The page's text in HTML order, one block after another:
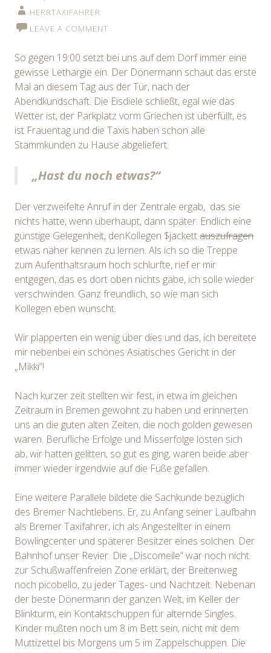
HERRTAXIFAHRER
LEAVE A COMMENT
So gegen 19:00 setzt bei uns auf dem Dorf immer eine
gewisse Lethargie ein. Der Dönermann schaut das erste
Mal an diesem Tag aus der Tür, nach der
Abendkundschaft. Die Eisdiele schließt, egal wie das
Wetter ist, der Parkplatz vorm Griechen ist überfüllt, es
ist Frauentag und die Taxis haben schon alle
Stammkunden zu Hause abgeliefert.
„Hast du noch etwas?“
Der verzweifelte Anruf in der Zentrale ergab, das sie
nichts hatte, wenn überhaupt, dann später. Endlich eine
günstige Gelegenheit, denKollegen $jackettauszufragen
etwas näher kennen zu lernen. Als ich so die Treppe
zum Aufenthaltsraum hoch schlurfte, rief er mir
entgegen, das es dort oben nichts gäbe, ich solle wieder
verschwinden. Ganz freundlich, so wie man sich
Kollegen eben wünscht.
Wir plapperten ein wenig über dies und das, ich bereitete
mir nebenbei ein schönes Asiatisches Gericht in der
„Mikki“!
Nach kurzer zeit stellten wir fest, in etwa im gleichen
Zeitraum in Bremen gewohnt zu haben und erinnerten
uns an die guten alten Zeiten, die noch golden gewesen
waren. Berufliche Erfolge und Misserfolge lösten sich
ab, wir hatten gelitten, so gut es ging, waren beide aber
immer wieder irgendwie auf die Füße gefallen.
Eine weitere Parallele bildete die Sachkunde bezüglich
des Bremer Nachtlebens. Er, zu Anfang seiner Laufbahn
als Bremer Taxifahrer, ich als Angestellter in einem
Bowlingcenter und späterer Besitzer eines solchen. Der
Bahnhof unser Revier. Die „Discomeile“ war noch nicht
zur Schußwaffenfreien Zone erklärt, der Breitenweg
noch picobello, zu jeder Tages- und Nachtzeit. Nebenan
der beste Dönermann der ganzen Welt, im Keller der
Blinkturm, ein Kontaktschuppen für alternde Singles.
Kinder mußten noch um 8 im Bett sein, nicht mit dem
Muttizettel bis Morgens um 5 im Zappelschuppen. Die